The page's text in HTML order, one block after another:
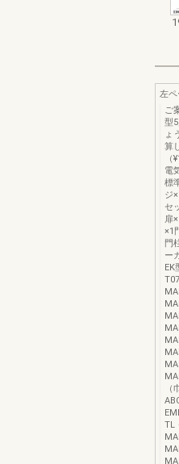
左
ご
型
ょ
算
電
標
ジ
セ
扉
×1
門
ー
TL